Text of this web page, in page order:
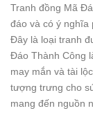
Tranh đồng Mã
đáo và có ý nghĩa
Đây là loại tranh
Đáo Thành Công
may mắn và tài
tượng trưng cho
mang đến nguồn